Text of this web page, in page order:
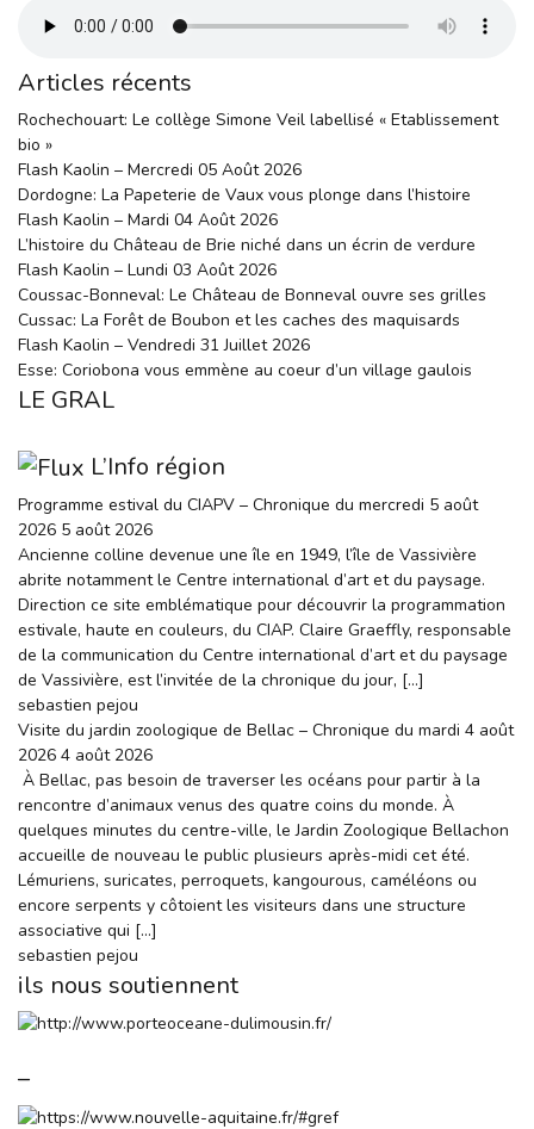
Articles récents
Rochechouart: Le collège Simone Veil labellisé « Etablissement
bio »
Flash Kaolin – Mercredi 05 Août 2026
Dordogne: La Papeterie de Vaux vous plonge dans l’histoire
Flash Kaolin – Mardi 04 Août 2026
L’histoire du Château de Brie niché dans un écrin de verdure
Flash Kaolin – Lundi 03 Août 2026
Coussac-Bonneval: Le Château de Bonneval ouvre ses grilles
Cussac: La Forêt de Boubon et les caches des maquisards
Flash Kaolin – Vendredi 31 Juillet 2026
Esse: Coriobona vous emmène au coeur d’un village gaulois
LE GRAL
L’Info région
Programme estival du CIAPV – Chronique du mercredi 5 août
2026 5 août 2026
Ancienne colline devenue une île en 1949, l’île de Vassivière
abrite notamment le Centre international d’art et du paysage.
Direction ce site emblématique pour découvrir la programmation
estivale, haute en couleurs, du CIAP. Claire Graeffly, responsable
de la communication du Centre international d’art et du paysage
de Vassivière, est l’invitée de la chronique du jour, […]
sebastien pejou
Visite du jardin zoologique de Bellac – Chronique du mardi 4 août
2026 4 août 2026
À Bellac, pas besoin de traverser les océans pour partir à la
rencontre d’animaux venus des quatre coins du monde. À
quelques minutes du centre-ville, le Jardin Zoologique Bellachon
accueille de nouveau le public plusieurs après-midi cet été.
Lémuriens, suricates, perroquets, kangourous, caméléons ou
encore serpents y côtoient les visiteurs dans une structure
associative qui […]
sebastien pejou
ils nous soutiennent
–